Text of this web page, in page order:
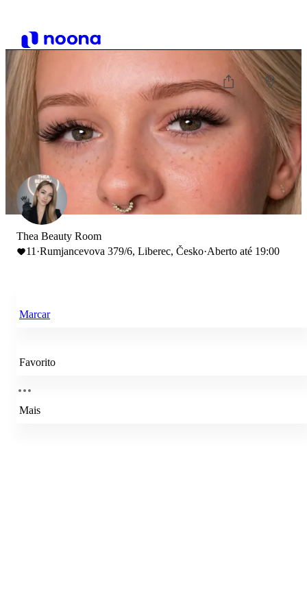
Thea Beauty Room
11 ·Rumjancevova 379/6, Liberec, Česko·Aberto até 19:00
Marcar
Favorito
Mais